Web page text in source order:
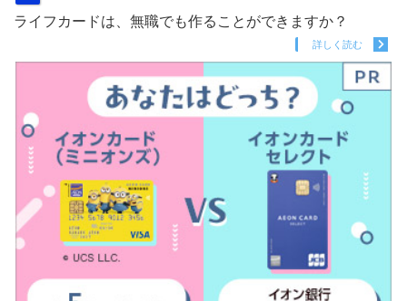
ライフカードは、無職でも作ることができますか？
詳しく読む